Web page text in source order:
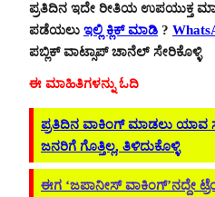
ಪ್ರತಿದಿನ ಇದೇ ರೀತಿಯ ಉಪಯುಕ್ತ
ಪಡೆಯಲು ಇಲ್ಲಿ ಕ್ಲಿಕ್ ಮಾಡಿ ?
ಪಬ್ಲಿಕ್ ವಾಟ್ಸಾಪ್ ಚಾನೆಲ್ ಸೇರಿಕೊಳ್ಳಿ
ಈ ಮಾಹಿತಿಗಳನ್ನು ಓದಿ
ಪ್ರತಿದಿನ ವಾಕಿಂಗ್ ಮಾಡಲು
ಜನರಿಗೆ ಗೊತ್ತಿಲ್ಲ, ತಿಳಿದುಕೊಳ್ಳಿ
ಈಗ ‘ಜಪಾನೀಸ್ ವಾಕಿಂಗ್’ನದ್ದೇ